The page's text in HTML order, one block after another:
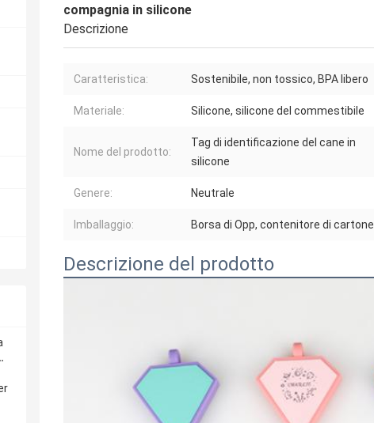
compagnia in silicone
Descrizione
Caratteristica: Sostenibile, non tossico, BPA libero
Materiale: Silicone, silicone del commestibile
Nome del prodotto:
Tag di identificazione del cane in
silicone
Genere: Neutrale
Imballaggio: Borsa di Opp, contenitore di cartone
Descrizione del prodotto